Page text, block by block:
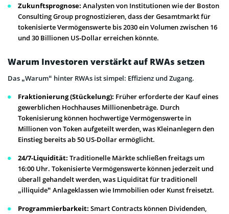
Zukunftsprognose: Analysten von Institutionen wie der Boston
Consulting Group prognostizieren, dass der Gesamtmarkt für
tokenisierte Vermögenswerte bis 2030 ein Volumen zwischen 16
und 30 Billionen US-Dollar erreichen könnte.
Warum Investoren verstärkt auf RWAs setzen
Das „Warum“ hinter RWAs ist simpel: Effizienz und Zugang.
Fraktionierung (Stückelung): Früher erforderte der Kauf eines
gewerblichen Hochhauses Millionenbeträge. Durch
Tokenisierung können hochwertige Vermögenswerte in
Millionen von Token aufgeteilt werden, was Kleinanlegern den
Einstieg bereits ab 50 US-Dollar ermöglicht.
24/7-Liquidität: Traditionelle Märkte schließen freitags um
16:00 Uhr. Tokenisierte Vermögenswerte können jederzeit und
überall gehandelt werden, was Liquidität für traditionell
„illiquide“ Anlageklassen wie Immobilien oder Kunst freisetzt.
Programmierbarkeit: Smart Contracts können Dividenden,